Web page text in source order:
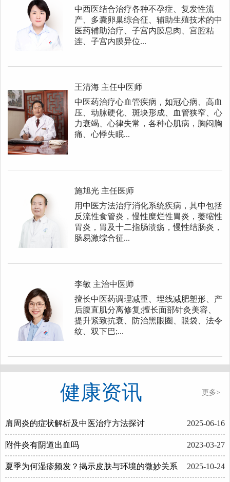
中西医结合治疗各种不孕症、复发性流
产、多囊卵巢综合征、辅助生殖技术的中
医药辅助治疗、子宫内膜息肉、宫腔粘
连、子宫内膜异位...
王清海 主任中医师
中医药治疗心血管疾病，如冠心病、高血
压、动脉硬化、斑块形成、血管狭窄、心
力衰竭、心律失常，各种心肌病，胸闷胸
痛、心悸失眠...
施旭光 主任医师
用中医方法治疗消化系统疾病，其中包括
反流性食管炎，慢性糜烂性胃炎，萎缩性
胃炎，胃及十二指肠溃疡，慢性结肠炎，
肠易激综合征...
李敏 主治中医师
擅长中医药调理减重、埋线减肥塑形、产
后腹直肌分离修复;擅长面部针灸美容、
提升紧致抗衰、防治黑眼圈、眼袋、法令
纹、双下巴;...
健康资讯 更多>
肩周炎的症状解析及中医治疗方法探讨 2025-06-16
附件炎有阴道出血吗 2023-03-27
夏季为何湿疹频发？揭示皮肤与环境的微妙关系 2025-10-24